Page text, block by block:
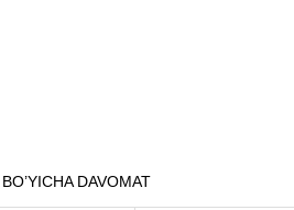
DAVOMAT